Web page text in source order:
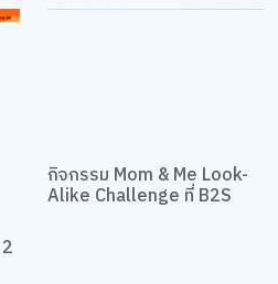
กิจกรรม Mom & Me Look-